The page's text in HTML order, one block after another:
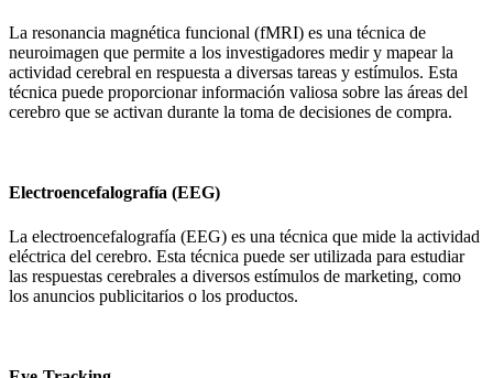
La resonancia magnética funcional (fMRI) es una técnica de
neuroimagen que permite a los investigadores medir y mapear la
actividad cerebral en respuesta a diversas tareas y estímulos. Esta
técnica puede proporcionar información valiosa sobre las áreas del
cerebro que se activan durante la toma de decisiones de compra.
Electroencefalografía (EEG)
La electroencefalografía (EEG) es una técnica que mide la actividad
eléctrica del cerebro. Esta técnica puede ser utilizada para estudiar
las respuestas cerebrales a diversos estímulos de marketing, como
los anuncios publicitarios o los productos.